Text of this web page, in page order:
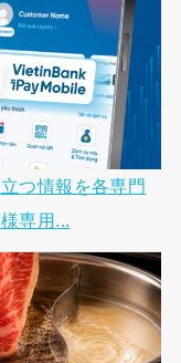
つ情報を各専門
専用...